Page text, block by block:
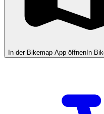
In der Bikemap App öffnen In